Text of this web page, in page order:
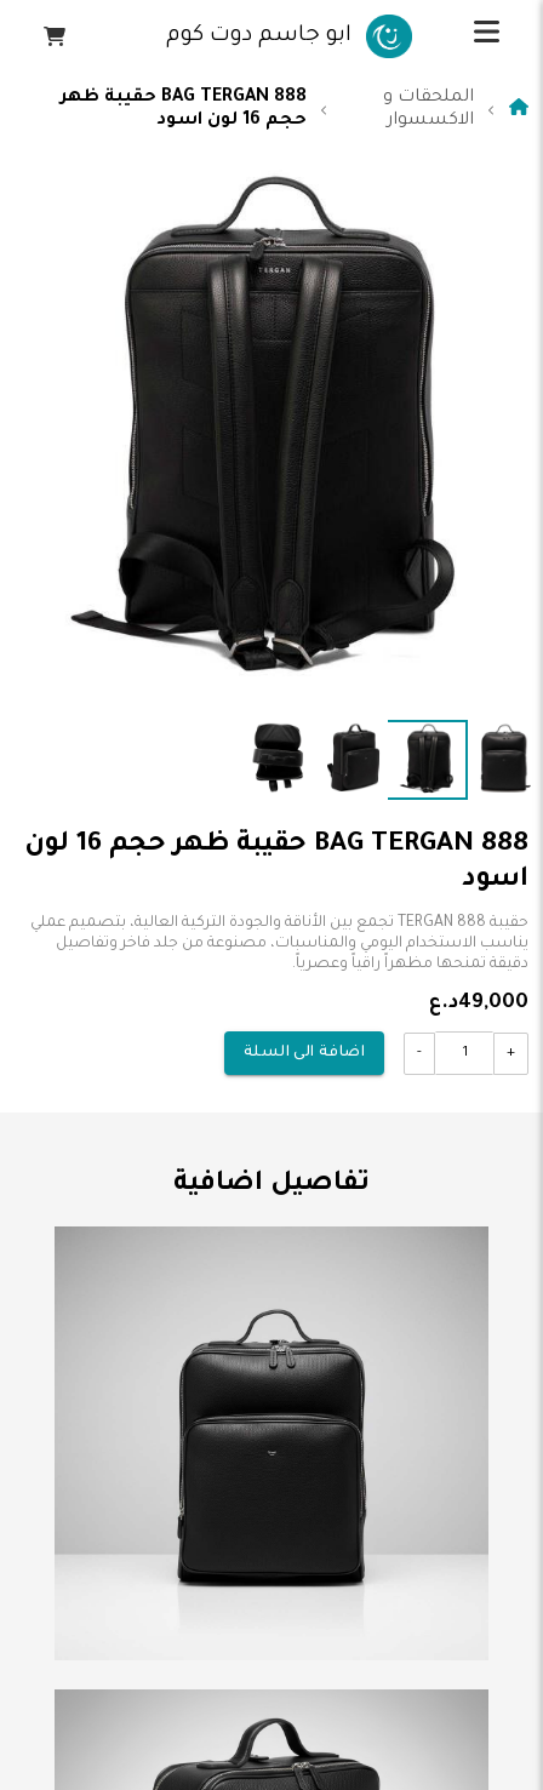
ابو جاسم دوت كوم
الملحقات و
الاكسسوار
BAG TERGAN 888 حقيبة ظهر
حجم 16 لون اسود
BAG TERGAN 888 حقيبة ظهر حجم 16 لون
اسود
حقيبة TERGAN 888 تجمع بين الأناقة والجودة التركية العالية، بتصميم عملي
يناسب الاستخدام اليومي والمناسبات، مصنوعة من جلد فاخر وتفاصيل
دقيقة تمنحها مظهراً راقياً وعصرياً.
49,000د.ع
+
- اضافة الى السلة
تفاصيل اضافية